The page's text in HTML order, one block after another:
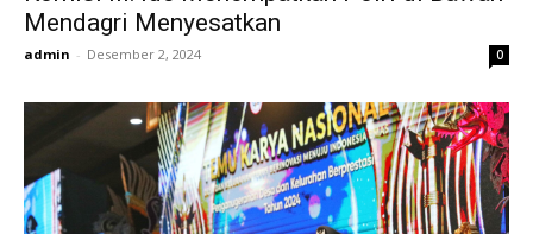
Mendagri Menyesatkan
admin - Desember 2, 2024 0